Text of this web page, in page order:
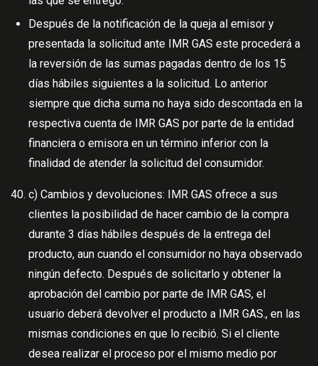
Después de la notificación de la queja al emisor y
presentada la solicitud ante IMR GAS este procederá a
la reversión de las sumas pagadas dentro de los 15
días hábiles siguientes a la solicitud. Lo anterior
siempre que dicha suma no haya sido descontada en la
respectiva cuenta de IMR GAS por parte de la entidad
financiera o emisora en un término inferior con la
finalidad de atender la solicitud del consumidor.
c) Cambios y devoluciones: IMR GAS ofrece a sus
clientes la posibilidad de hacer cambio de la compra
durante 3 días hábiles después de la entrega del
producto, aun cuando el consumidor no haya observado
ningún defecto. Después de solicitarlo y obtener la
aprobación del cambio por parte de IMR GAS, el
usuario deberá devolver el producto a IMR GAS., en las
mismas condiciones en que lo recibió. Si el cliente
desea realizar el proceso por el mismo medio por